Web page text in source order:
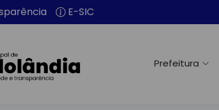
E-SIC
Prefeitura